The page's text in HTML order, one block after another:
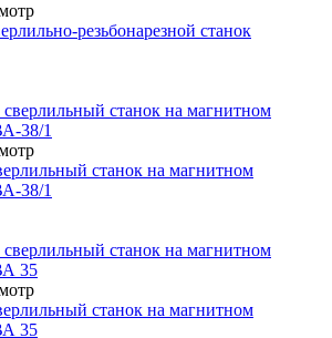
резьбонарезной станок
станок на магнитном
38/1
станок на магнитном
35